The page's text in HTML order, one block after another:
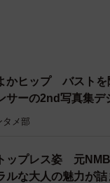
かヒップ バストを
ーの2nd写真集デ
タメ部
ップレス姿 元
な大人の魅力が詰